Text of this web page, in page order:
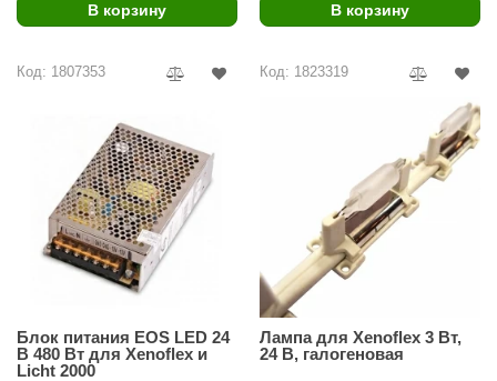
В корзину В корзину
Код: 1807353
Блок питания EOS LED 24
В 480 Вт для Xenoflex и
Licht 2000
Код: 1823319
Лампа для Xenoflex 3 Вт,
24 В, галогеновая